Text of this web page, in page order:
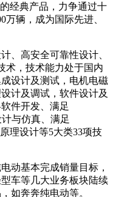
经典产品，力争通过十
万辆，成为国际先进、
、高安全可靠性设计、
术，技术能力处于国内
设计及测试，电机电磁
计及调试，软件设计及
件开发、满足
与仿真、满足
理设计等5大类33项技
动基本完成销量目标，
车等几大业务板块陆续
如奔奔纯电动等。